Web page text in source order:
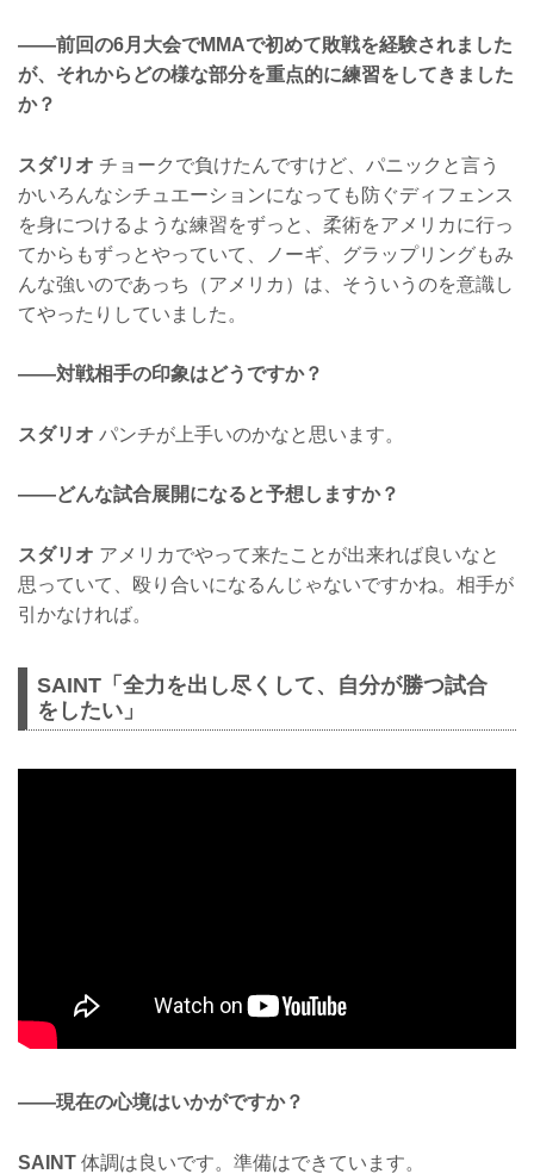
——前回の6月大会でMMAで初めて敗戦を経験されました
が、それからどの様な部分を重点的に練習をしてきました
か？
スダリオ チョークで負けたんですけど、パニックと言う
かいろんなシチュエーションになっても防ぐディフェンス
を身につけるような練習をずっと、柔術をアメリカに行っ
てからもずっとやっていて、ノーギ、グラップリングもみ
んな強いのであっち（アメリカ）は、そういうのを意識し
てやったりしていました。
——対戦相手の印象はどうですか？
スダリオ パンチが上手いのかなと思います。
——どんな試合展開になると予想しますか？
スダリオ アメリカでやって来たことが出来れば良いなと
思っていて、殴り合いになるんじゃないですかね。相手が
引かなければ。
SAINT「全力を出し尽くして、自分が勝つ試合
をしたい」
——現在の心境はいかがですか？
SAINT 体調は良いです。準備はできています。